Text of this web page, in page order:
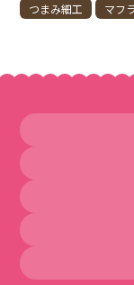
つまみ細工
マフ